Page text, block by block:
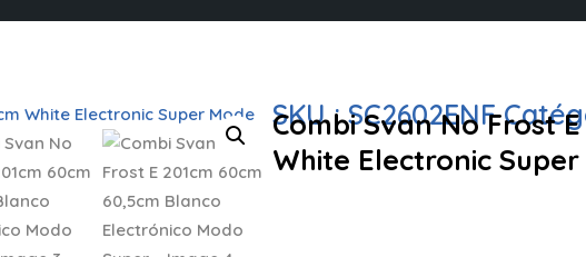
SKU :SC2602ENF
Combi Svan No Frost
White Electronic